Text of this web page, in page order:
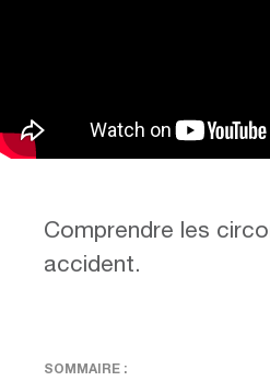
Comprendre les
accident.
SOMMAIRE :